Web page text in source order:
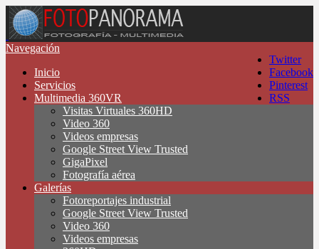
Twitter
Facebook
Pinterest
RSS
Navegación
Inicio
Servicios
Multimedia 360VR
Visitas Virtuales 360HD
Video 360
Videos empresas
Google Street View Trusted
GigaPixel
Fotografía aérea
Galerías
Fotoreportajes industrial
Google Street View Trusted
Video 360
Videos empresas